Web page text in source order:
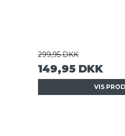
299,95 DKK
149,95 DKK
VIS